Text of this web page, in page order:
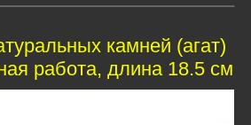
камней (агат)
работа, длина 18.5 см